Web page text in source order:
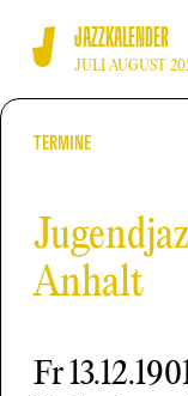
JAZZKALENDER
JULI AUGUST
TERMINE
Anhalt
Fr